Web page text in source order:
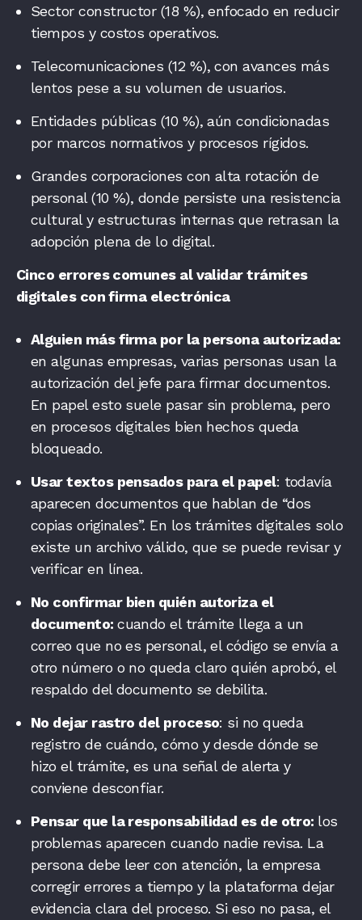
Sector constructor (18 %), enfocado en reducir
tiempos y costos operativos.
Telecomunicaciones (12 %), con avances más
lentos pese a su volumen de usuarios.
Entidades públicas (10 %), aún condicionadas
por marcos normativos y procesos rígidos.
Grandes corporaciones con alta rotación de
personal (10 %), donde persiste una resistencia
cultural y estructuras internas que retrasan la
adopción plena de lo digital.
Cinco errores comunes al validar trámites
digitales con firma electrónica
Alguien más firma por la persona autorizada:
en algunas empresas, varias personas usan la
autorización del jefe para firmar documentos.
En papel esto suele pasar sin problema, pero
en procesos digitales bien hechos queda
bloqueado.
Usar textos pensados para el papel: todavía
aparecen documentos que hablan de “dos
copias originales”. En los trámites digitales solo
existe un archivo válido, que se puede revisar y
verificar en línea.
No confirmar bien quién autoriza el
documento:cuando el trámite llega a un
correo que no es personal, el código se envía a
otro número o no queda claro quién aprobó, el
respaldo del documento se debilita.
No dejar rastro del proceso: si no queda
registro de cuándo, cómo y desde dónde se
hizo el trámite, es una señal de alerta y
conviene desconfiar.
Pensar que la responsabilidad es de otro: los
problemas aparecen cuando nadie revisa. La
persona debe leer con atención, la empresa
corregir errores a tiempo y la plataforma dejar
evidencia clara del proceso. Si eso no pasa, el